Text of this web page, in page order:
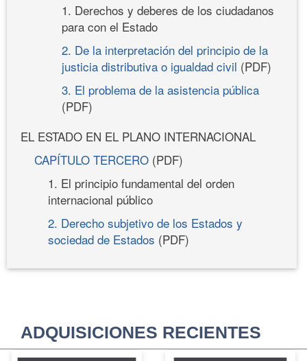
1. Derechos y deberes de los ciudadanos
para con el Estado
2. De la interpretación del principio de la
justicia distributiva o igualdad civil (PDF)
3. El problema de la asistencia pública
(PDF)
EL ESTADO EN EL PLANO INTERNACIONAL
CAPÍTULO TERCERO (PDF)
1. El principio fundamental del orden
internacional público
2. Derecho subjetivo de los Estados y
sociedad de Estados (PDF)
ADQUISICIONES RECIENTES